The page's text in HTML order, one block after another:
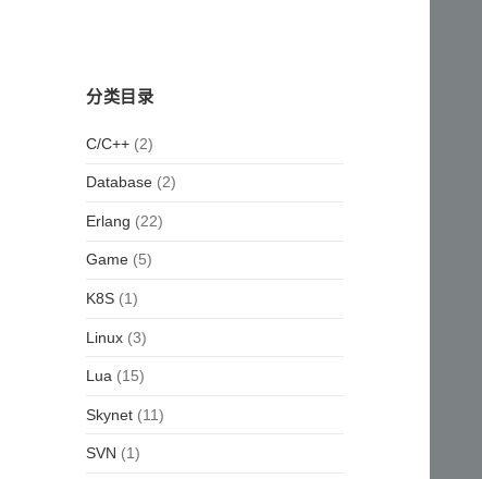
分类目录
C/C++ (2)
Database (2)
Erlang (22)
Game (5)
K8S (1)
Linux (3)
Lua (15)
Skynet (11)
SVN (1)